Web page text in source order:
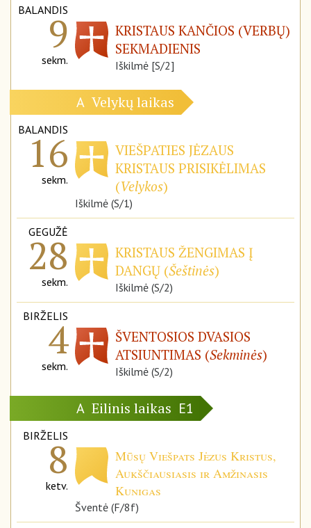
BALANDIS
9
sekm.
KRISTAUS KANČIOS (VERBŲ)
SEKMADIENIS
Iškilmė [S/2]
A Velykų laikas
BALANDIS
16
sekm.
VIEŠPATIES JĖZAUS
KRISTAUS PRISIKĖLIMAS
(Velykos)
Iškilmė (S/1)
GEGUŽĖ
28
sekm.
KRISTAUS ŽENGIMAS Į
DANGŲ (Šeštinės)
Iškilmė (S/2)
BIRŽELIS
4
sekm.
ŠVENTOSIOS DVASIOS
ATSIUNTIMAS (Sekminės)
Iškilmė (S/2)
A Eilinis laikas E1
BIRŽELIS
8
ketv.
Mūsų Viešpats Jėzus Kristus,
Aukščiausiasis ir Amžinasis
Kunigas
Šventė (F/8f)